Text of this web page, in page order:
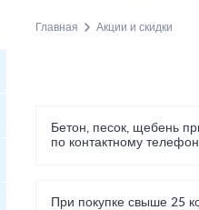
Главная Акции и скидки
Бетон, песок, щебень
по контактному
При покупке свыше 25